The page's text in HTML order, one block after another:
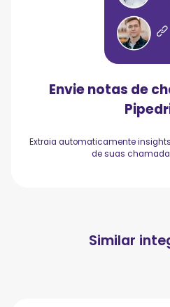
Envie notas de
Extraia automaticamente
de suas
Similar